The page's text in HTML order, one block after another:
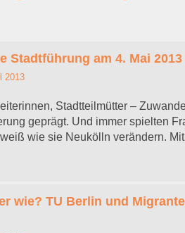
Stadtführung am 4. Mai 2013
2013
Stadtteilmütter –
geprägt. Und immer spielten
wie sie Neukölln verändern.
wie? TU Berlin und